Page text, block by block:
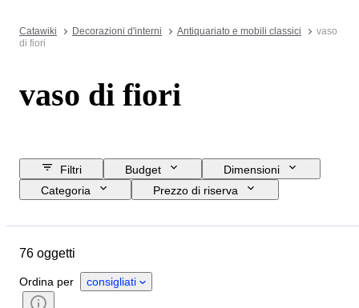
Catawiki Decorazioni d'interni Antiquariato e mobili classici
vaso
di fiori
vaso di fiori
Filtri Budget
Dimensioni
Categoria
Prezzo di riserva
Paese d’origine
Condizioni
Colore
Epoca
76 oggetti
Ordina per consigliati